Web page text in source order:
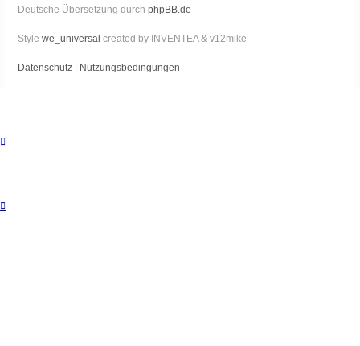
Deutsche Übersetzung durch phpBB.de
Style we_universal created by INVENTEA & v12mike
Datenschutz Nutzungsbedingungen